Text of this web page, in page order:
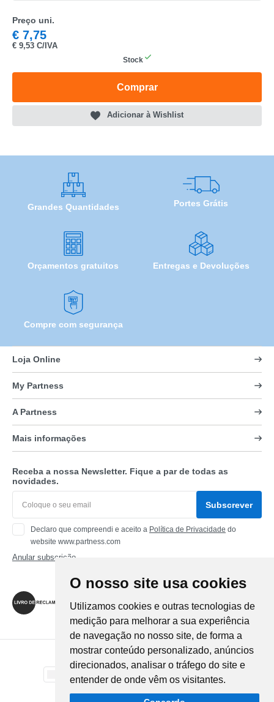
O nosso site usa cookies
Utilizamos cookies e outras tecnologias de
medição para melhorar a sua experiência
de navegação no nosso site, de forma a
mostrar conteúdo personalizado, anúncios
direcionados, analisar o tráfego do site e
entender de onde vêm os visitantes.
Preço uni.
€ 7,75
€ 9,53 C/IVA
Stock
Comprar
Adicionar à Wishlist
Grandes Quantidades Portes Grátis
Orçamentos gratuitos Entregas e Devoluções
Compre com segurança
Loja Online
My Partness
A Partness
Mais informações
Receba a nossa Newsletter. Fique a par de todas as
novidades.
Subscrever
Declaro que compreendi e aceito a Política de Privacidade do
website www.partness.com
Anular subscrição
Siga-nos
Método de Pagamento
Método de Envio
EAN
NOME
MARCA